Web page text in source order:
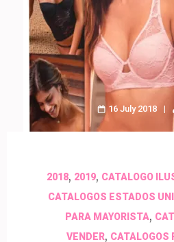
16 July 2018
2018, 2019, CATALOGO
CATALOGOS ESTADOS
PARA MAYORISTA,
VENDER, CATALOGOS